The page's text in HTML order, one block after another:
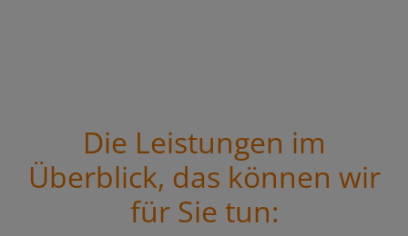
Die Leistungen im
Überblick, das können wir
für Sie tun: